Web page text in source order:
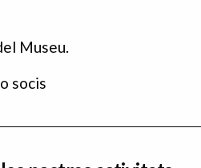
Museu.
socis